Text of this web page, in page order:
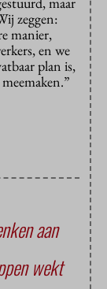
zeggen:
manier,
en we
plan is,
aan
wekt